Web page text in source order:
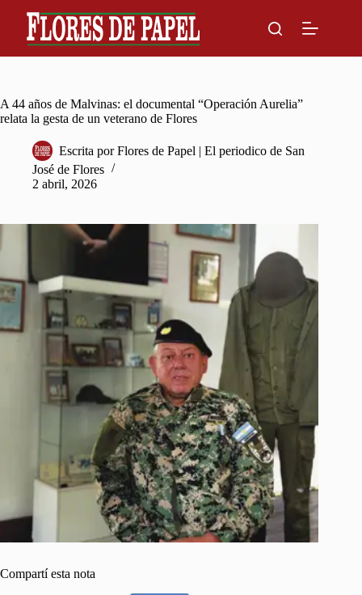
content
A 44 años de Malvinas: el documental “Operación Aurelia”
relata la gesta de un veterano de Flores
Escrita por Flores de Papel | El periodico de San
José de Flores
2 abril, 2026
Compartí esta nota